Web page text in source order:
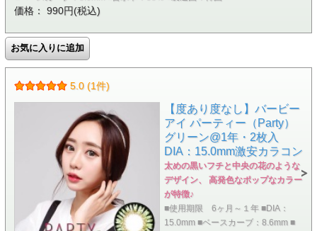
価格： 990円(税込)
5.0 (1件)
【度あり度なし】バービー
アイ パーティー（Party）
グリーン@1年・2枚入
DIA：15.0mm激安カラコン
太めの黒いフチと中央の花のような
デザイン、 高発色なポップなカラー
が特徴♪
■使用期限 6ヶ月～１年 ■DIA：
15.0mm ■ベースカーブ：8.6mm ■